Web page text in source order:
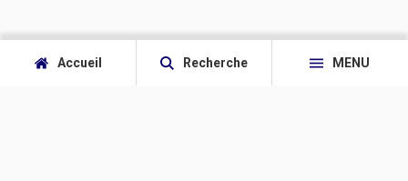
Accueil Recherche MENU